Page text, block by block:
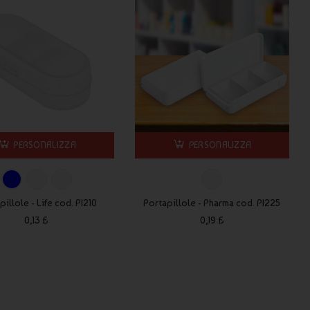
PERSONALIZZA
- Life cod. PI210
0,13 £
PERSONALIZZA
Portapillole - Pharma cod. PI225
0,19 £